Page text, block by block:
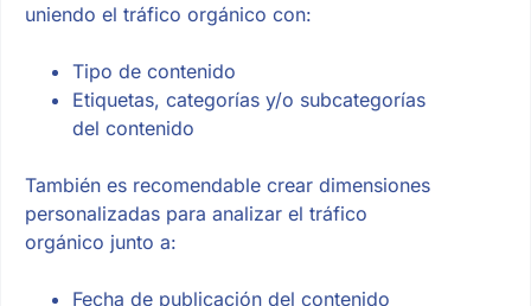
uniendo el tráfico orgánico con:
Tipo de contenido
Etiquetas, categorías y/o subcategorías
del contenido
También es recomendable crear dimensiones
personalizadas para analizar el tráfico
orgánico junto a:
Fecha de publicación del contenido